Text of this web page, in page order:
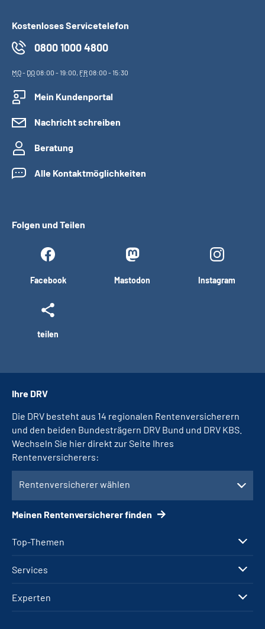
Kostenloses Servicetelefon
0800 1000 4800
MO- DO08:00 - 19:00, FR08:00 - 15:30
Mein Kundenportal
Nachricht schreiben
Beratung
Alle Kontaktmöglichkeiten
Folgen und Teilen
Facebook Mastodon Instagram
teilen
Top-Themen
Services
Experten
Ihre DRV
Die DRV besteht aus 14 regionalen Rentenversicherern
und den beiden Bundesträgern DRV Bund und DRV KBS.
Wechseln Sie hier direkt zur Seite Ihres
Rentenversicherers:
Rentenversicherer wählen
Meinen Rentenversicherer finden